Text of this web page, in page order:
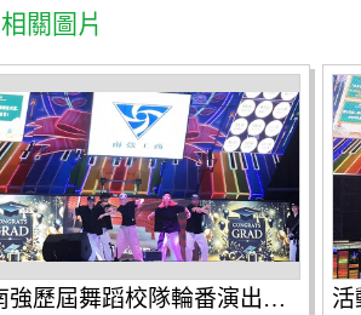
相關圖片
南強歷屆舞蹈校隊輪番演出，為母校獻上祝福